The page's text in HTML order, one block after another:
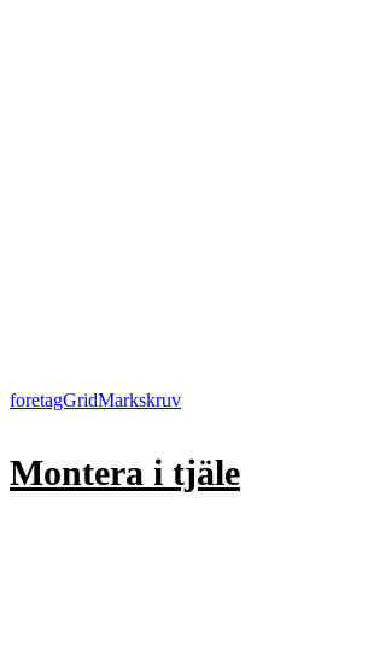
foretagGridMarkskruv
Montera i tjäle